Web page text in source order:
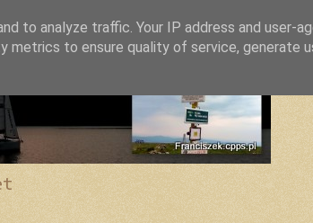
to analyze traffic. Your IP address and user-
metrics to ensure quality of service, generate